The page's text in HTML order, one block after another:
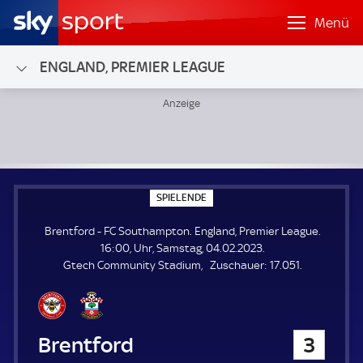
Menü
ENGLAND, PREMIER LEAGUE
SPIELENDE
P
E
L
E
N
Brentford - FC Southampton. England, Premier League.
16:00, Uhr, Samstag, 04.02.2023.
Gtech Community Stadium
Zuschauer: Z
17.051.
Brentford 3